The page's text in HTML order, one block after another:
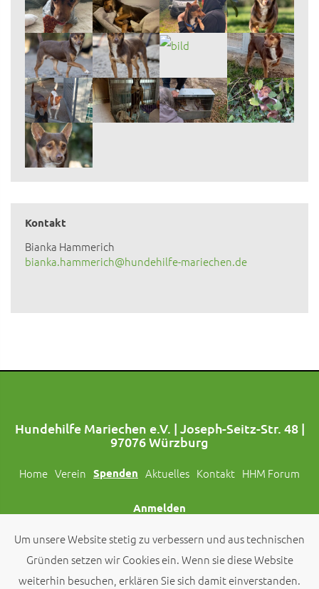
Kontakt
Bianka Hammerich
bianka.hammerich@hundehilfe-mariechen.de
Hundehilfe Mariechen e.V. | Joseph-Seitz-Str. 48 |
97076 Würzburg
Home Verein Spenden Aktuelles Kontakt HHM Forum
Anmelden
Folgt uns auch auf Social Media!
Um unsere Website stetig zu verbessern und aus technischen
Gründen setzen wir Cookies ein. Wenn sie diese Website
weiterhin besuchen, erklären Sie sich damit einverstanden.